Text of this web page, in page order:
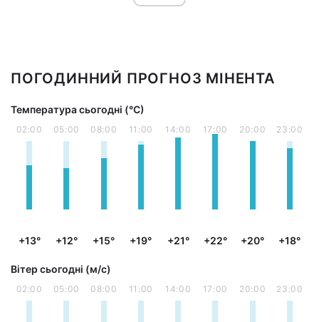
ПОГОДИННИЙ ПРОГНОЗ МІНЕНТА
Температура сьогодні (°С)
02:00
+13°
05:00
+12°
08:00
+15°
11:00
+19°
14:00
+21°
17:00
+22°
20:00
+20°
23:00
+18°
Вітер сьогодні (м/с)
02:00 05:00 08:00 11:00 14:00 17:00 20:00 23:00